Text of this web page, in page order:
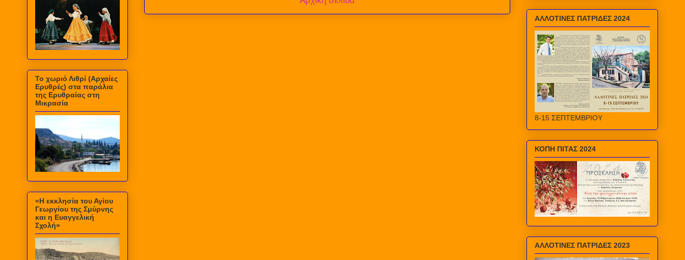
Το χωριό Λιθρί (Αρχαίες
Ερυθρές) στα παράλια
της Ερυθραίας στη
Μικρασία
«Η εκκλησία του Αγίου
Γεωργίου της Σμύρνης
και η Ευαγγελική
Σχολή»
ΑΛΛΟΤΙΝΕΣ ΠΑΤΡΙΔΕΣ 2024
8-15 ΣΕΠΤΕΜΒΡΙΟΥ
ΚΟΠΗ ΠΙΤΑΣ 2024
ΑΛΛΟΤΙΝΕΣ ΠΑΤΡΙΔΕΣ 2023